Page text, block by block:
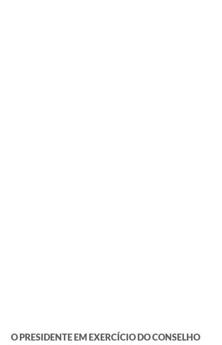
O PRESIDENTE EM EXERCÍCIO DO CONSELHO